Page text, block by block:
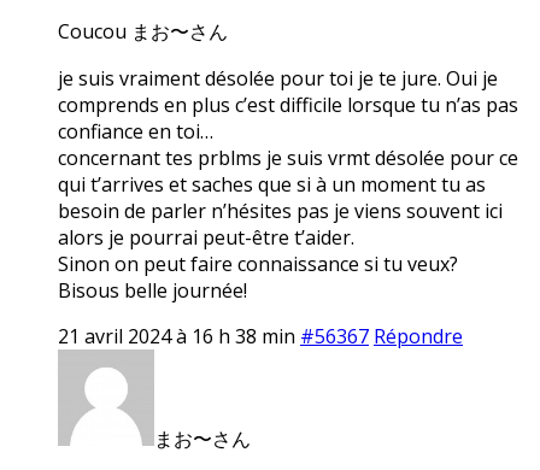
Coucou まお〜さん
je suis vraiment désolée pour toi je te jure. Oui je
comprends en plus c’est difficile lorsque tu n’as pas
confiance en toi…
concernant tes prblms je suis vrmt désolée pour ce
qui t’arrives et saches que si à un moment tu as
besoin de parler n’hésites pas je viens souvent ici
alors je pourrai peut-être t’aider.
Sinon on peut faire connaissance si tu veux?
Bisous belle journée!
21 avril 2024 à 16 h 38 min #56367 Répondre
まお〜さん